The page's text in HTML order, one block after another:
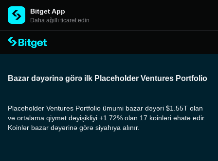
Bitget App
Daha ağıllı ticarət edin
Bazar dəyərinə görə ilk Placeholder Ventures Portfolio
Placeholder Ventures Portfolio ümumi bazar dəyəri $1.55T olan
və ortalama qiymət dəyişikliyi +1.72% olan 17 koinləri əhatə edir.
Koinlər bazar dəyərinə görə siyahıya alınır.